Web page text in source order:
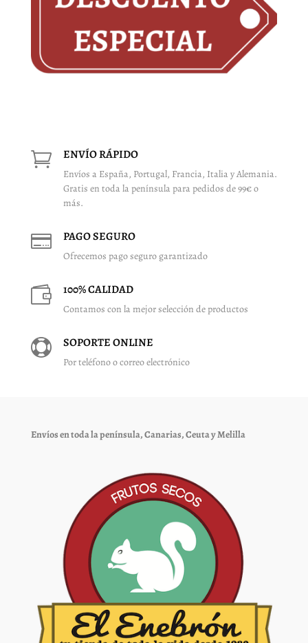
 ENVÍO RÁPIDO
Envíos a España, Portugal, Francia, Italia y Alemania.
Gratis en toda la península para pedidos de 99€ o
más.
 PAGO SEGURO
Ofrecemos pago seguro garantizado
 100% CALIDAD
Contamos con la mejor selección de productos
 SOPORTE ONLINE
Por teléfono o correo electrónico
Envíos en toda la península, Canarias, Ceuta y Melilla